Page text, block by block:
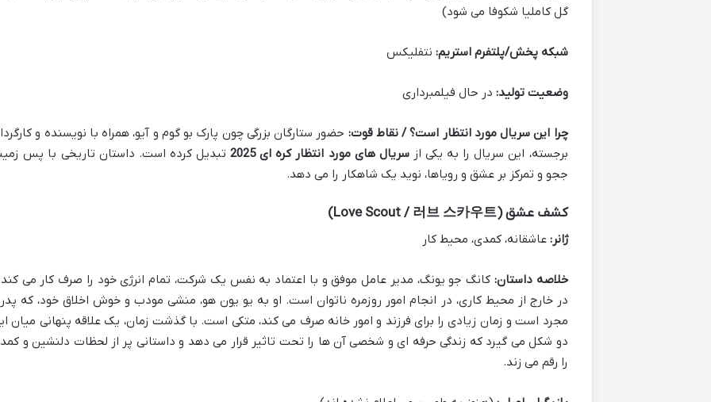
گل کاملیا شکوفا می شود)
شبکه پخش/پلتفرم استریم: نتفلیکس
وضعیت تولید: در حال فیلمبرداری
چرا این سریال مورد انتظار است؟ / نقاط قوت: حضور ستارگان بزرگی چون پارک بو گوم و آیو، همراه با نویسنده و
برجسته، این سریال را به یکی ازسریال های مورد انتظار کره ای 2025
تبدیل کرده است. داستان تاریخی با پس
ججو و تمرکز بر عشق و رویاها، نوید یک شاهکار را می دهد.
کشف عشق (Love Scout / 러브 스카우트)
ژانر: عاشقانه، کمدی، محیط کار
خلاصه داستان: کانگ جو یونگ، مدیر عامل موفق و با اعتماد به نفس یک شرکت، تمام انرژی خود را صرف کار می
در خارج از محیط کاری، در انجام امور روزمره ناتوان است. او به یو یون هو، منشی مودب و خوش اخلاق خود، که
مجرد است و زمان زیادی را برای فرزند و امور خانه صرف می کند، متکی است. با گذشت زمان، یک علاقه پنهانی میان
دو شکل می گیرد که زندگی حرفه ای و شخصی آن ها را تحت تاثیر قرار می دهد و داستانی پر از لحظات دلنشین و
را رقم می زند.